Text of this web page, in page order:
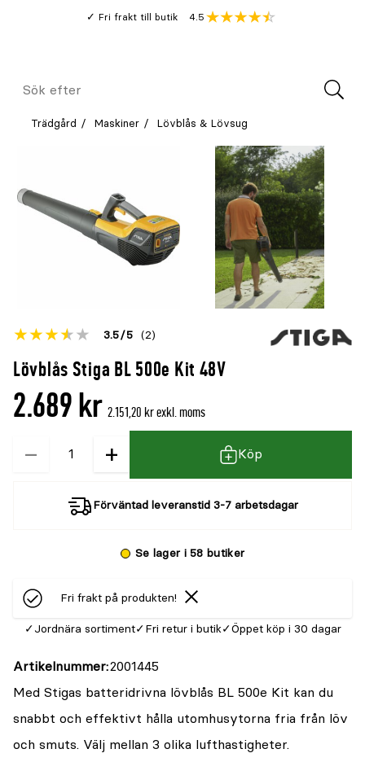
Fri frakt till butik
Genomsnitt
4.5
Meny
Sök
Trädgård Maskiner Lövblås & Lövsug
Lövblås Stiga BL 500e Kit 48V
Betyget
denna
{0}
3.5 5 (2)
Öppna
2.689 kr 2.151,20 kr exkl. moms
−
Kvantitet + Köp
Förväntad leveranstid 3-7 arbetsdagar
Se lager i 58 butiker
Fri frakt på produkten!
Jordnära sortiment Fri retur i butik Öppet köp i 30 dagar
Artikelnummer 2001445
Med Stigas batteridrivna lövblås BL 500e Kit kan du
snabbt och effektivt hålla utomhusytorna fria från löv
och smuts. Välj mellan 3 olika lufthastigheter.